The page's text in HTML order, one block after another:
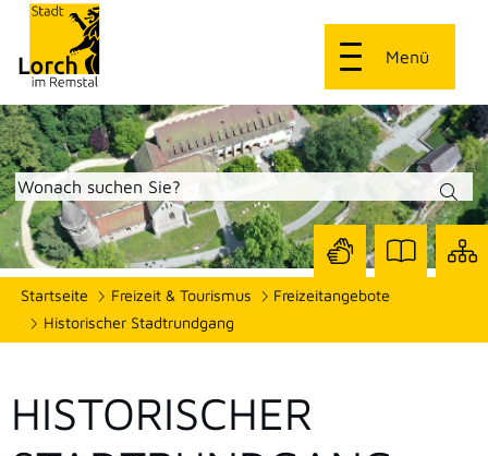
Menü
Startseite Freizeit & Tourismus
Freizeitangebote
Historischer Stadtrundgang
Seite
Seite
HISTORISCHER